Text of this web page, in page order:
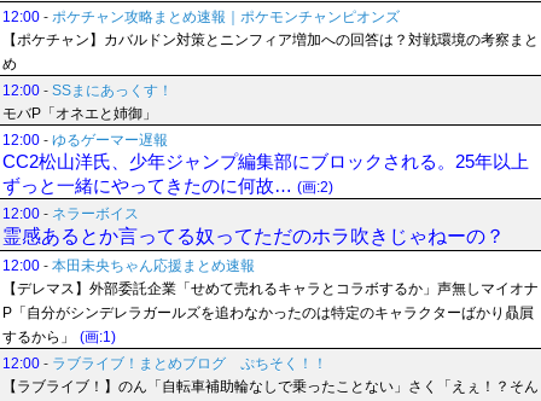
12:00 - ポケチャン攻略まとめ速報｜ポケモンチャンピオンズ
【ポケチャン】カバルドン対策とニンフィア増加への回答は？対戦環境の考察まと
め
12:00 - SSまにあっくす！
モバP「オネエと姉御」
12:00 - ゆるゲーマー遅報
CC2松山洋氏、少年ジャンプ編集部にブロックされる。25年以上
ずっと一緒にやってきたのに何故… (画:2)
12:00 - ネラーボイス
霊感あるとか言ってる奴ってただのホラ吹きじゃねーの？
12:00 - 本田未央ちゃん応援まとめ速報
【デレマス】外部委託企業「せめて売れるキャラとコラボするか」声無しマイオナ
P「自分がシンデレラガールズを追わなかったのは特定のキャラクターばかり贔屓
するから」
(画:1)
12:00 - ラブライブ！まとめブログ ぷちそく！！
【ラブライブ！】のん「自転車補助輪なしで乗ったことない」さく「えぇ！？そん